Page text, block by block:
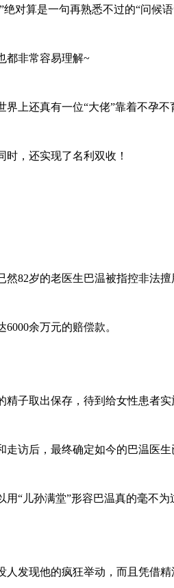
对算是一句再熟悉不过的“问候语
非常容易理解~
还真有一位“大佬”靠着不孕不
，还实现了名利双收！
岁的老医生巴温被指控非法擅
余万元的赔偿款。
取出保存，待到给女性患者实
后，最终确定如今的巴温医生
“儿孙满堂”形容巴温真的毫不为
现他的疯狂举动，而且凭借精